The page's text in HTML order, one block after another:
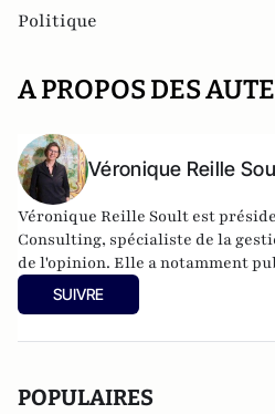
Politique
A PROPOS DES
Véronique Reille
Véronique Reille Soult est
Consulting, spécialiste de la
de l'opinion. Elle a notamment
vérité sur l'impact des réseaux
du Cerf.
SUIVRE
POPULAIRES